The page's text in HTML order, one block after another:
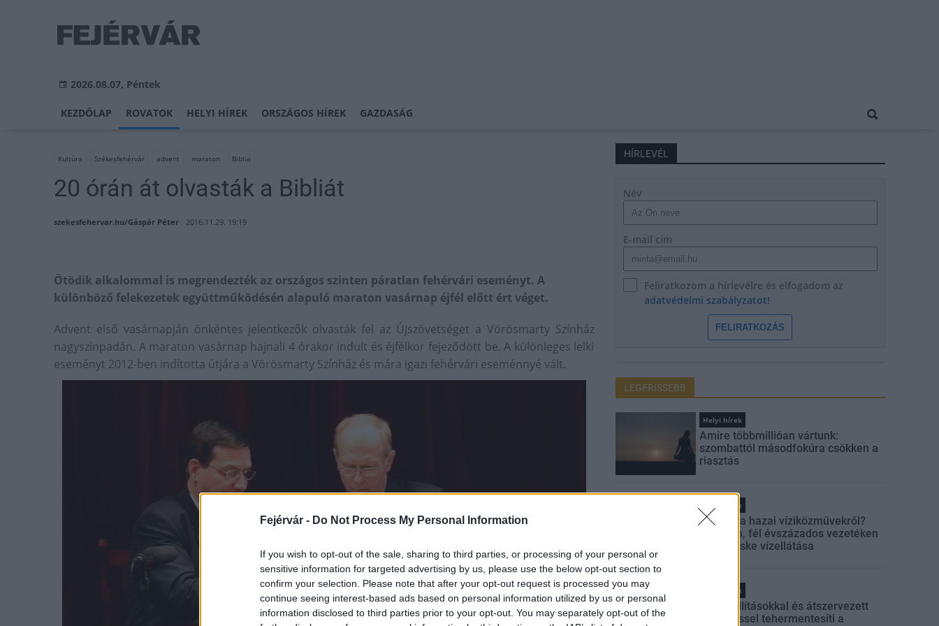
Fejérvár - Do Not Process My Personal Information
If you wish to opt-out of the sale, sharing to third parties, or processing of your personal or
sensitive information for targeted advertising by us, please use the below opt-out section to
confirm your selection. Please note that after your opt-out request is processed you may
continue seeing interest-based ads based on personal information utilized by us or personal
information disclosed to third parties prior to your opt-out. You may separately opt-out of the
2026.08.07, Péntek
KEZDŐLAP ROVATOK HELYI HÍREK ORSZÁGOS HÍREK GAZDASÁG
Kultúra Székesfehérvár advent maraton Biblia
20 órán át olvasták a Bibliát
szekesfehervar.hu/Gáspár Péter 2016.11.29. 19:19
Ötödik alkalommal is megrendezték az országos szinten páratlan fehérvári eseményt. A
különböző felekezetek együttműködésén alapuló maraton vasárnap éjfél előtt ért véget.
Advent első vasárnapján önkéntes jelentkezők olvasták fel az Újszövetséget a Vörösmarty Színház
nagyszínpadán. A maraton vasárnap hajnali 4 órakor indult és éjfélkor fejeződött be. A különleges lelki
eseményt 2012-ben indította útjára a Vörösmarty Színház és mára igazi fehérvári eseménnyé vált.
HÍRLEVÉL
Név
E-mail cím
Feliratkozom a hírlevélre és elfogadom az
adatvédelmi szabályzatot!
FELIRATKOZÁS
LEGFRISSEBB
Helyi hírek
Amire többmillióan vártunk:
szombattól másodfokúra csökken a
riasztás
Helyi hírek
Látlelet a hazai víziközművekről?
Egyetlen, fél évszázados vezetéken
múlt Bicske vízellátása
Helyi hírek
Gyárleállításokkal és átszervezett
termeléssel tehermentesíti a